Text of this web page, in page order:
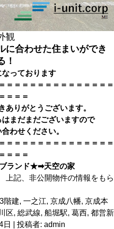
観
に合わせた住まいができ
！
っております
＝＝＝＝＝＝＝＝＝＝＝＝＝＝
＝＝＝
ありがとうございます。
まだまだございますので
わせください。
＝＝＝＝＝＝＝＝＝＝＝＝＝＝
＝＝＝
ランド★➡天空の家
3階建, 一之江, 京成八幡, 京成本
区, 総武線, 船堀駅, 葛西, 都営新
日 投稿者: admin